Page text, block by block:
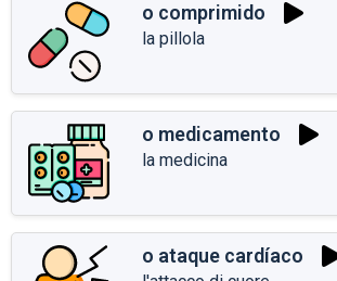
o comprimido
la pillola
o medicamento
la medicina
o ataque cardíaco